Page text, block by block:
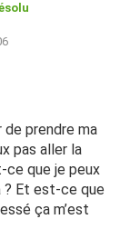
de prendre ma
pas aller la
ce que je peux
? Et est-ce que
ça m’est